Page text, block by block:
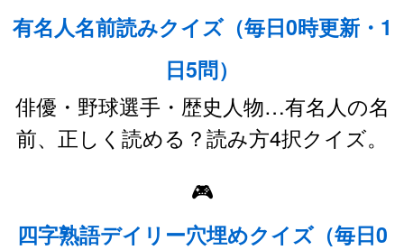
有名人名前読みクイズ（毎日0時更新・1
日5問）
俳優・野球選手・歴史人物…有名人の名
前、正しく読める？読み方4択クイズ。
🎮
四字熟語デイリー穴埋めクイズ（毎日0